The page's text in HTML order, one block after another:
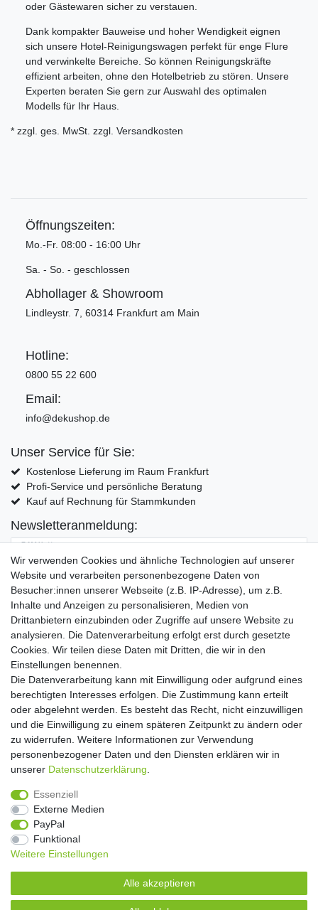
oder Gästewaren sicher zu verstauen.
Dank kompakter Bauweise und hoher Wendigkeit eignen
sich unsere Hotel-Reinigungswagen perfekt für enge Flure
und verwinkelte Bereiche. So können Reinigungskräfte
effizient arbeiten, ohne den Hotelbetrieb zu stören. Unsere
Experten beraten Sie gern zur Auswahl des optimalen
Modells für Ihr Haus.
* zzgl. ges. MwSt. zzgl. Versandkosten
Öffnungszeiten:
Mo.-Fr. 08:00 - 16:00 Uhr
Sa. - So. - geschlossen
Abhollager & Showroom
Lindleystr. 7, 60314 Frankfurt am Main
Hotline:
0800 55 22 600
Email:
info@dekushop.de
Unser Service für Sie:
Kostenlose Lieferung im Raum Frankfurt
Profi-Service und persönliche Beratung
Kauf auf Rechnung für Stammkunden
Newsletteranmeldung:
E-MAIL **
Hiermit bestätige ich, dass ich die Daten­schutz­erklärung
Einwilligung kann ich jederzeit widerrufen.**
Abonnieren
** Hierbei handelt es sich um ein Pflichtfeld.
Widerrufs­recht Widerrufs­formular Impressum
Daten­schutz­erklärung AGB Kontakt
Wir verwenden Cookies und ähnliche Technologien auf unserer
Website und verarbeiten personenbezogene Daten von
Besucher:innen unserer Webseite (z.B. IP-Adresse), um z.B.
Inhalte und Anzeigen zu personalisieren, Medien von
Drittanbietern einzubinden oder Zugriffe auf unsere Website zu
analysieren. Die Datenverarbeitung erfolgt erst durch gesetzte
Cookies. Wir teilen diese Daten mit Dritten, die wir in den
Einstellungen benennen.
Die Datenverarbeitung kann mit Einwilligung oder aufgrund eines
berechtigten Interesses erfolgen. Die Zustimmung kann erteilt
oder abgelehnt werden. Es besteht das Recht, nicht einzuwilligen
und die Einwilligung zu einem späteren Zeitpunkt zu ändern oder
zu widerrufen. Weitere Informationen zur Verwendung
personenbezogener Daten und den Diensten erklären wir in
unserer Daten­schutz­erklärung
Essenziell
Externe Medien
PayPal
Funktional
Weitere Einstellungen
Alle akzeptieren
Copyright 2016 | Dekushop.de | Alle Rechte vorbehalten. |
Angebote gelten nur für Industrie, Handel, Handwerk und
Widerrufs­recht
Daten­schutz­erklärung AGB Kontakt